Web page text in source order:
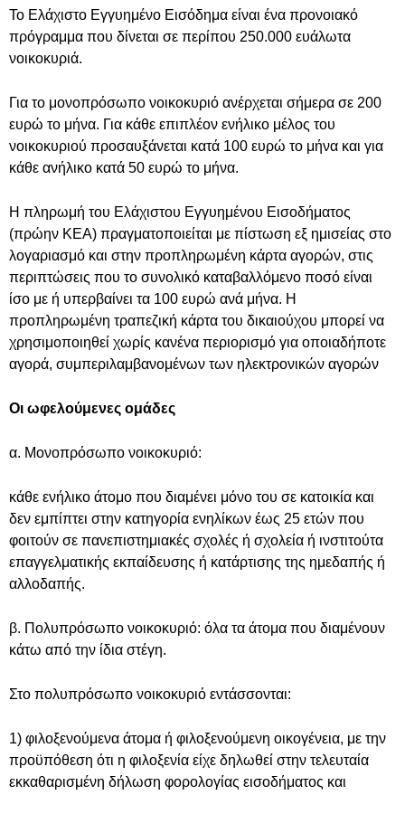
Το Ελάχιστο Εγγυημένο Εισόδημα είναι ένα προνοιακό
πρόγραμμα που δίνεται σε περίπου 250.000 ευάλωτα
νοικοκυριά.
Για το μονοπρόσωπο νοικοκυριό ανέρχεται σήμερα σε 200
ευρώ το μήνα. Για κάθε επιπλέον ενήλικο μέλος του
νοικοκυριού προσαυξάνεται κατά 100 ευρώ το μήνα και για
κάθε ανήλικο κατά 50 ευρώ το μήνα.
Η πληρωμή του Ελάχιστου Εγγυημένου Εισοδήματος
(πρώην ΚΕΑ) πραγματοποιείται με πίστωση εξ ημισείας στο
λογαριασμό και στην προπληρωμένη κάρτα αγορών, στις
περιπτώσεις που το συνολικό καταβαλλόμενο ποσό είναι
ίσο με ή υπερβαίνει τα 100 ευρώ ανά μήνα. Η
προπληρωμένη τραπεζική κάρτα του δικαιούχου μπορεί να
χρησιμοποιηθεί χωρίς κανένα περιορισμό για οποιαδήποτε
αγορά, συμπεριλαμβανομένων των ηλεκτρονικών αγορών
Οι ωφελούμενες ομάδες
α. Μονοπρόσωπο νοικοκυριό:
κάθε ενήλικο άτομο που διαμένει μόνο του σε κατοικία και
δεν εμπίπτει στην κατηγορία ενηλίκων έως 25 ετών που
φοιτούν σε πανεπιστημιακές σχολές ή σχολεία ή ινστιτούτα
επαγγελματικής εκπαίδευσης ή κατάρτισης της ημεδαπής ή
αλλοδαπής.
β. Πολυπρόσωπο νοικοκυριό: όλα τα άτομα που διαμένουν
κάτω από την ίδια στέγη.
Στο πολυπρόσωπο νοικοκυριό εντάσσονται:
1) φιλοξενούμενα άτομα ή φιλοξενούμενη οικογένεια, με την
προϋπόθεση ότι η φιλοξενία είχε δηλωθεί στην τελευταία
εκκαθαρισμένη δήλωση φορολογίας εισοδήματος και